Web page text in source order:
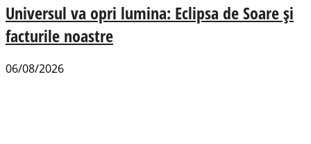
Universul va opri lumina: Eclipsa de Soare și
facturile noastre
06/08/2026